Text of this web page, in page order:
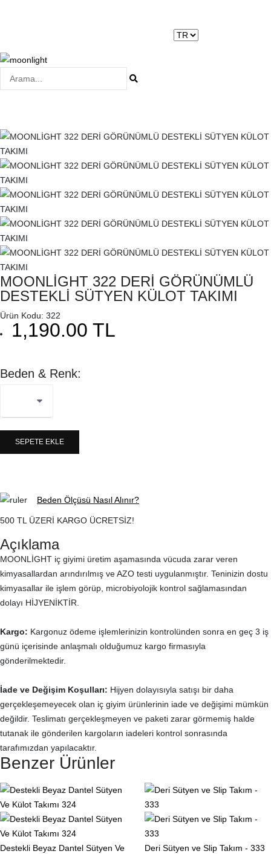
MOONLİGHT 322 DERİ GÖRÜNÜMLÜ
DESTEKLİ SÜTYEN KÜLOT TAKIMI
Ürün Kodu: 322
1,190.00 TL
Beden & Renk:
SEPETE EKLE
Beden Ölçüsü Nasıl Alınır?
500 TL ÜZERİ KARGO ÜCRETSİZ!
Açıklama
MOONLİGHT iç giyimi üretim aşamasında vücuda zarar veren
kimyasallardan arındırılmış ve AZO testi uygulanmıştır. Teninizin dostu
kimyasallar ile işlem görüp, microbiyolojik kontrol sağlamasından
dolayı HİJYENİKTİR.
Kargo: Kargonuz ödeme işlemlerinizin kontrolünden sonra en geç 3 iş
günü içerisinde anlaşmalı olduğumuz kargo firmasıyla
gönderilmektedir.
İade ve Değişim Koşulları: Hijyen dolayısıyla satışı bir daha
gerçekleşemeyecek olan iç giyim ürünlerinin iade ve değişimi mümkün
değildir. Teslimatı gerçekleşmeyen ve paketi zarar görmemiş halde
tutanak ile gönderilen kargoların iadeleri kontrol sonrasında
tarafımızdan yapılacaktır.
Benzer Ürünler
Destekli Beyaz Dantel Sütyen Ve
Deri Sütyen ve Slip Takım - 333